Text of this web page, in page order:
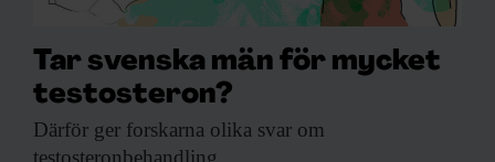
Tar svenska män för mycket
testosteron?
Därför ger forskarna olika svar om
testosteronbehandling.